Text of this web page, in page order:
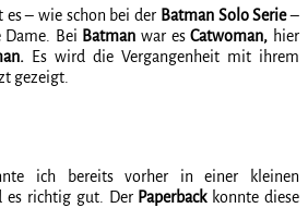
es – wie schon bei der Batman Solo Serie–
Bei Batman war esCatwoman, hier
Es wird die Vergangenheit mit ihrem
gezeigt.
ich bereits vorher in einer kleinen
es richtig gut. Der Paperbackkonnte diese